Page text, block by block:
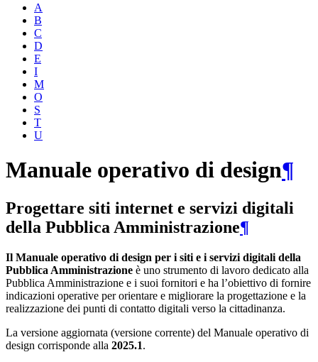
A
B
C
D
E
I
M
O
S
T
U
Manuale operativo di design¶
Progettare siti internet e servizi digitali
della Pubblica Amministrazione¶
Il Manuale operativo di design per i siti e i servizi digitali della
Pubblica Amministrazione è uno strumento di lavoro dedicato alla
Pubblica Amministrazione e i suoi fornitori e ha l’obiettivo di fornire
indicazioni operative per orientare e migliorare la progettazione e la
realizzazione dei punti di contatto digitali verso la cittadinanza.
La versione aggiornata (versione corrente) del Manuale operativo di
design corrisponde alla 2025.1.